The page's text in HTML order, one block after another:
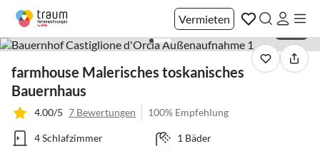
Vermieten
farmhouse Malerisches toskanisches
Bauernhaus
4.00/5 7 Bewertungen 100% Empfehlung
4 Schlafzimmer
1 Bäder